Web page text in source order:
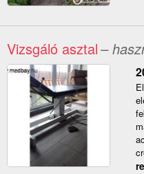
Vizsgáló asztal–